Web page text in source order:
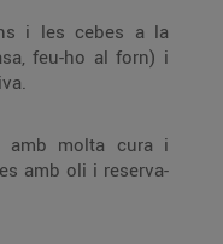
i les cebes a la
feu-ho al forn) i
amb molta cura i
amb oli i reserva-